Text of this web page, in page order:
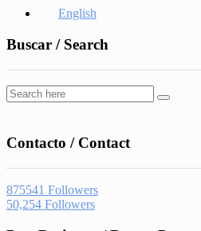
English
Buscar / Search
Contacto / Contact
875541 Followers
50,254 Followers